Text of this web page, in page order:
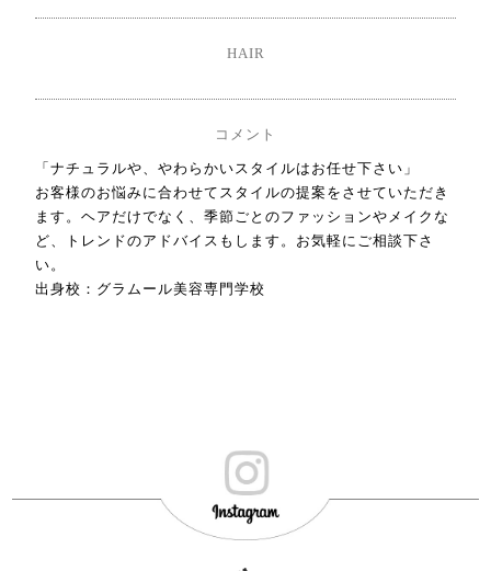
HAIR
コメント
「ナチュラルや、やわらかいスタイルはお任せ下さい」
お客様のお悩みに合わせてスタイルの提案をさせていただき
ます。ヘアだけでなく、季節ごとのファッションやメイクな
ど、トレンドのアドバイスもします。お気軽にご相談下さ
い。
出身校：グラムール美容専門学校